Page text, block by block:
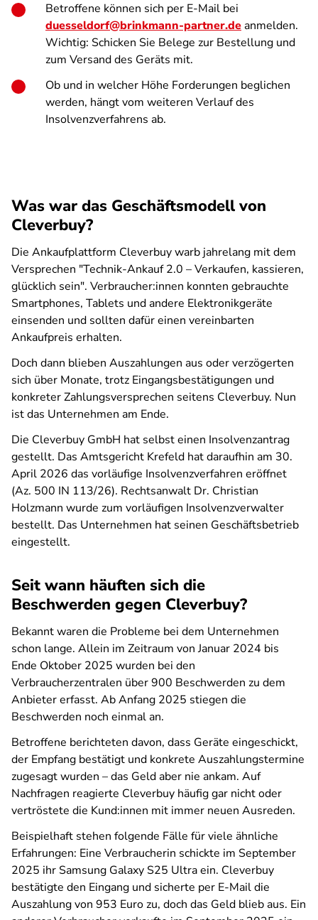
Betroffene können sich per E-Mail bei
duesseldorf@brinkmann-partner.deanmelden.
Wichtig: Schicken Sie Belege zur Bestellung und
zum Versand des Geräts mit.
Ob und in welcher Höhe Forderungen beglichen
werden, hängt vom weiteren Verlauf des
Insolvenzverfahrens ab.
Was war das Geschäftsmodell von
Cleverbuy?
Die Ankaufplattform Cleverbuy warb jahrelang mit dem
Versprechen "Technik-Ankauf 2.0 – Verkaufen, kassieren,
glücklich sein". Verbraucher:innen konnten gebrauchte
Smartphones, Tablets und andere Elektronikgeräte
einsenden und sollten dafür einen vereinbarten
Ankaufpreis erhalten.
Doch dann blieben Auszahlungen aus oder verzögerten
sich über Monate, trotz Eingangsbestätigungen und
konkreter Zahlungsversprechen seitens Cleverbuy. Nun
ist das Unternehmen am Ende.
Die Cleverbuy GmbH hat selbst einen Insolvenzantrag
gestellt. Das Amtsgericht Krefeld hat daraufhin am 30.
April 2026 das vorläufige Insolvenzverfahren eröffnet
(Az. 500 IN 113/26). Rechtsanwalt Dr. Christian
Holzmann wurde zum vorläufigen Insolvenzverwalter
bestellt. Das Unternehmen hat seinen Geschäftsbetrieb
eingestellt.
Seit wann häuften sich die
Beschwerden gegen Cleverbuy?
Bekannt waren die Probleme bei dem Unternehmen
schon lange. Allein im Zeitraum von Januar 2024 bis
Ende Oktober 2025 wurden bei den
Verbraucherzentralen über 900 Beschwerden zu dem
Anbieter erfasst. Ab Anfang 2025 stiegen die
Beschwerden noch einmal an.
Betroffene berichteten davon, dass Geräte eingeschickt,
der Empfang bestätigt und konkrete Auszahlungstermine
zugesagt wurden – das Geld aber nie ankam. Auf
Nachfragen reagierte Cleverbuy häufig gar nicht oder
vertröstete die Kund:innen mit immer neuen Ausreden.
Beispielhaft stehen folgende Fälle für viele ähnliche
Erfahrungen: Eine Verbraucherin schickte im September
2025 ihr Samsung Galaxy S25 Ultra ein. Cleverbuy
bestätigte den Eingang und sicherte per E-Mail die
Auszahlung von 953 Euro zu, doch das Geld blieb aus. Ein